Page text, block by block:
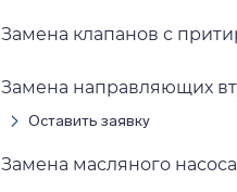
Замена клапанов с
Замена направляющих
Оставить заявку
Замена масляного